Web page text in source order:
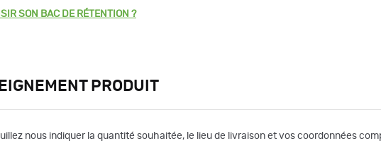
SON BAC DE RÉTENTION ?
PRODUIT
nous indiquer la quantité souhaitée, le lieu de livraison et vos coordonnées